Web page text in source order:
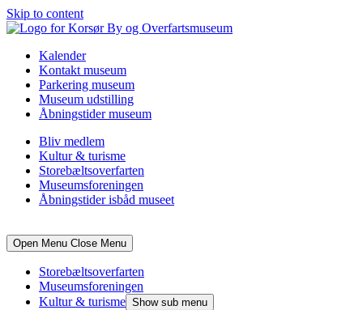
Skip to content
Kalender
Kontakt museum
Parkering museum
Museum udstilling
Åbningstider museum
Bliv medlem
Kultur & turisme
Storebæltsoverfarten
Museumsforeningen
Åbningstider isbåd museet
Open Menu Close Menu
Storebæltsoverfarten
Museumsforeningen
Kultur & turisme Show sub menu